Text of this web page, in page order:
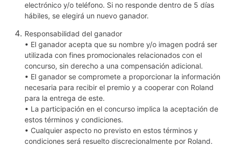
electrónico y/o teléfono. Si no responde dentro de 5 días
hábiles, se elegirá un nuevo ganador.
Responsabilidad del ganador
• El ganador acepta que su nombre y/o imagen podrá ser
utilizada con fines promocionales relacionados con el
concurso, sin derecho a una compensación adicional.
• El ganador se compromete a proporcionar la información
necesaria para recibir el premio y a cooperar con Roland
para la entrega de este.
• La participación en el concurso implica la aceptación de
estos términos y condiciones.
• Cualquier aspecto no previsto en estos términos y
condiciones será resuelto discrecionalmente por Roland.